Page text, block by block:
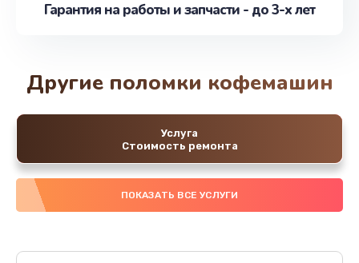
Гарантия на работы и запчасти - до 3-х лет
Другие поломки кофемашин
Услуга
Стоимость ремонта
ПОКАЗАТЬ ВСЕ УСЛУГИ